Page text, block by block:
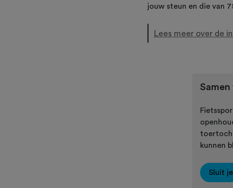
jouw steun en die van
Lees meer over de
kunnen
Sluit